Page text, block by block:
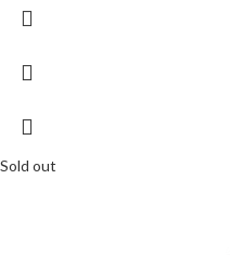
Sold out